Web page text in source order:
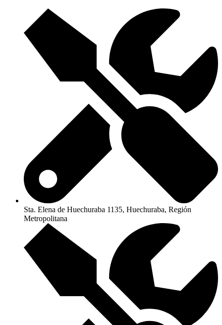
Sta. Elena de Huechuraba 1135, Huechuraba, Región
Metropolitana